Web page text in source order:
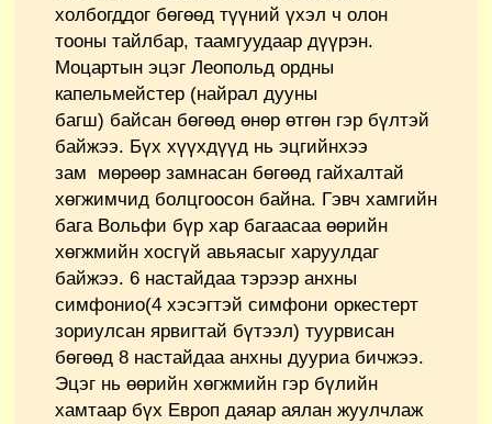
холбогддог бөгөөд түүний үхэл ч олон
тооны тайлбар, таамгуудаар дүүрэн.
Моцартын эцэг Леопольд ордны
капельмейстер (найрал дууны
багш) байсан бөгөөд өнөр өтгөн гэр бүлтэй
байжээ. Бүх хүүхдүүд нь эцгийнхээ
зам мөрөөр замнасан бөгөөд гайхалтай
хөгжимчид болцгоосон байна. Гэвч хамгийн
бага Вольфи бүр хар багаасаа өөрийн
хөгжмийн хосгүй авьяасыг харуулдаг
байжээ. 6 настайдаа тэрээр анхны
симфонио(4 хэсэгтэй симфони оркестерт
зориулсан ярвигтай бүтээл) туурвисан
бөгөөд 8 настайдаа анхны дууриа бичжээ.
Эцэг нь өөрийн хөгжмийн гэр бүлийн
хамтаар бүх Европ даяар аялан жуулчлаж